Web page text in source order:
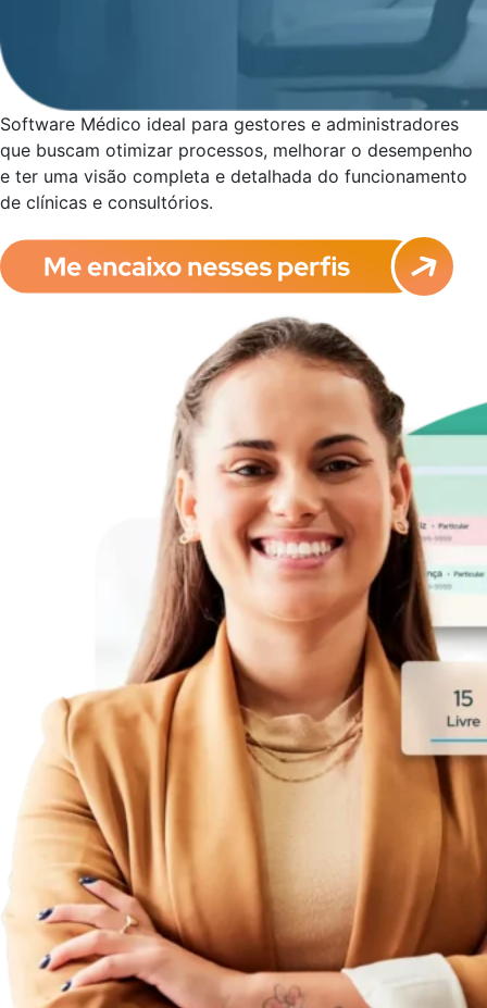
Software Médico ideal para gestores e administradores
que buscam otimizar processos, melhorar o desempenho
e ter uma visão completa e detalhada do funcionamento
de clínicas e consultórios.